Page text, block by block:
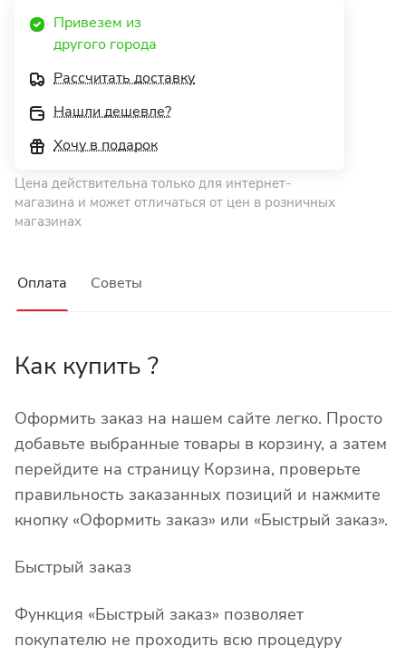
Привезем из
другого города
Рассчитать доставку
Нашли дешевле?
Хочу в подарок
Цена действительна только для интернет-
магазина и может отличаться от цен в розничных
магазинах
Оплата Советы
Как купить ?
Оформить заказ на нашем сайте легко. Просто
добавьте выбранные товары в корзину, а затем
перейдите на страницу Корзина, проверьте
правильность заказанных позиций и нажмите
кнопку «Оформить заказ» или «Быстрый заказ».
Быстрый заказ
Функция «Быстрый заказ» позволяет
покупателю не проходить всю процедуру